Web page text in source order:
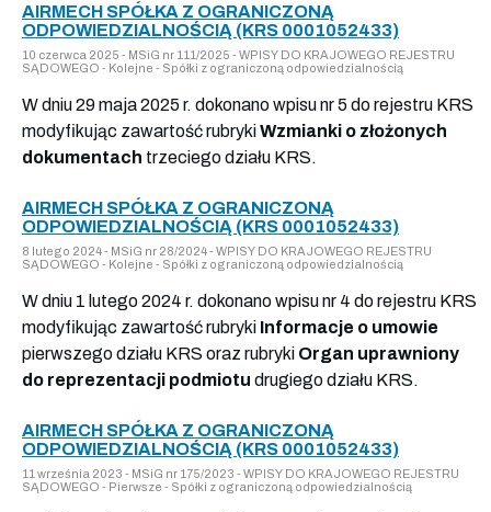
AIRMECH SPÓŁKA Z OGRANICZONĄ
ODPOWIEDZIALNOŚCIĄ (KRS 0001052433)
10 czerwca 2025 - MSiG nr 111/2025 - WPISY DO KRAJOWEGO REJESTRU
SĄDOWEGO - Kolejne - Spółki z ograniczoną odpowiedzialnością
W dniu 29 maja 2025 r. dokonano wpisu nr 5 do rejestru KRS
modyfikując zawartość rubrykiWzmianki o złożonych
dokumentach trzeciego działu KRS.
AIRMECH SPÓŁKA Z OGRANICZONĄ
ODPOWIEDZIALNOŚCIĄ (KRS 0001052433)
8 lutego 2024 - MSiG nr 28/2024 - WPISY DO KRAJOWEGO REJESTRU
SĄDOWEGO - Kolejne - Spółki z ograniczoną odpowiedzialnością
W dniu 1 lutego 2024 r. dokonano wpisu nr 4 do rejestru KRS
modyfikując zawartość rubryki Informacje o umowie
pierwszego działu KRS oraz rubryki Organ uprawniony
do reprezentacji podmiotu drugiego działu KRS.
AIRMECH SPÓŁKA Z OGRANICZONĄ
ODPOWIEDZIALNOŚCIĄ (KRS 0001052433)
11 września 2023 - MSiG nr 175/2023 - WPISY DO KRAJOWEGO REJESTRU
SĄDOWEGO - Pierwsze - Spółki z ograniczoną odpowiedzialnością